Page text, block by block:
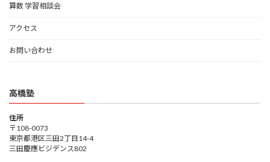
算数 学習相談会
アクセス
お問い合わせ
高橋塾
住所
〒108-0073
東京都港区三田2丁目14-4
三田慶應ビジデンス802